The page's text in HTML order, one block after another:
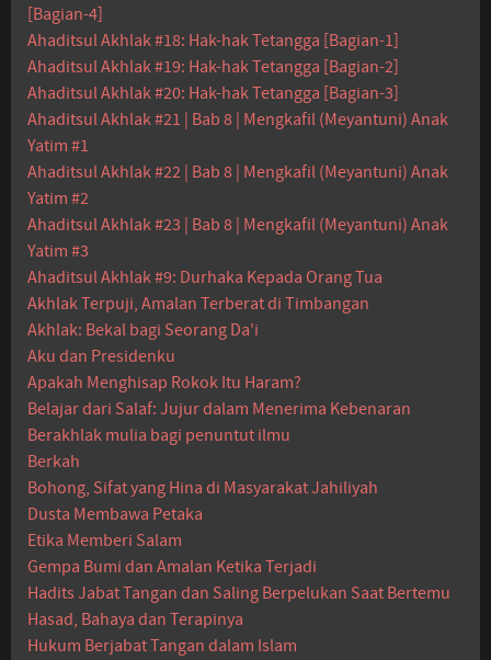
[Bagian-4]
Ahaditsul Akhlak #18: Hak-hak Tetangga [Bagian-1]
Ahaditsul Akhlak #19: Hak-hak Tetangga [Bagian-2]
Ahaditsul Akhlak #20: Hak-hak Tetangga [Bagian-3]
Ahaditsul Akhlak #21 | Bab 8 | Mengkafil (Meyantuni) Anak
Yatim #1
Ahaditsul Akhlak #22 | Bab 8 | Mengkafil (Meyantuni) Anak
Yatim #2
Ahaditsul Akhlak #23 | Bab 8 | Mengkafil (Meyantuni) Anak
Yatim #3
Ahaditsul Akhlak #9: Durhaka Kepada Orang Tua
Akhlak Terpuji, Amalan Terberat di Timbangan
Akhlak: Bekal bagi Seorang Da'i
Aku dan Presidenku
Apakah Menghisap Rokok Itu Haram?
Belajar dari Salaf: Jujur dalam Menerima Kebenaran
Berakhlak mulia bagi penuntut ilmu
Berkah
Bohong, Sifat yang Hina di Masyarakat Jahiliyah
Dusta Membawa Petaka
Etika Memberi Salam
Gempa Bumi dan Amalan Ketika Terjadi
Hadits Jabat Tangan dan Saling Berpelukan Saat Bertemu
Hasad, Bahaya dan Terapinya
Hukum Berjabat Tangan dalam Islam